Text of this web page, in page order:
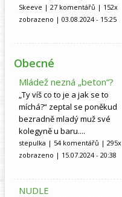
Skeeve | 27 komentářů | 152x
zobrazeno | 03.08.2024 - 15:25
Obecné
Mládež nezná „beton“?
„Ty víš co to je a jak se to
míchá?“ zeptal se poněkud
bezradně mladý muž své
kolegyně u baru....
stepulka | 54 komentářů | 295x
zobrazeno | 15.07.2024 - 20:38
NUDLE